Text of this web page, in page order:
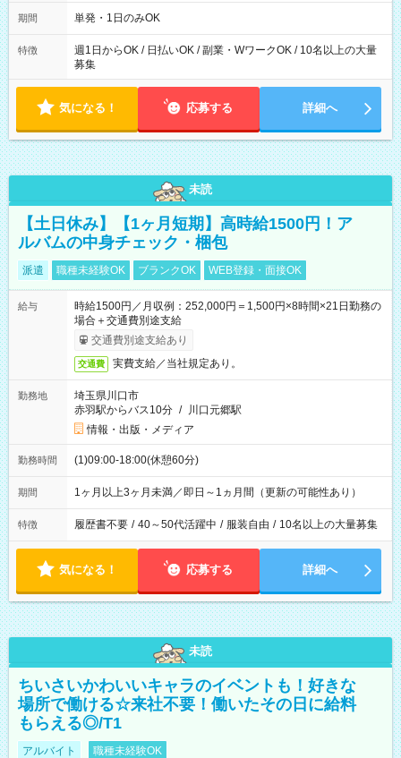
期間 単発・1日のみOK
特徴
週1日からOK / 日払いOK / 副業・WワークOK / 10名以上の大量
募集
気になる！ 応募する 詳細へ
未読
【土日休み】【1ヶ月短期】高時給1500円！ア
ルバムの中身チェック・梱包
派遣 職種未経験OK ブランクOK WEB登録・面接OK
給与
時給1500円／月収例：252,000円＝1,500円×8時間×21日勤務の
場合＋交通費別途支給
交通費別途支給あり
交通費 実費支給／当社規定あり。
勤務地
埼玉県川口市
赤羽駅からバス10分 / 川口元郷駅
情報・出版・メディア
勤務時間 (1)09:00-18:00(休憩60分)
期間 1ヶ月以上3ヶ月未満／即日～1ヵ月間（更新の可能性あり）
特徴 履歴書不要 / 40～50代活躍中 / 服装自由 / 10名以上の大量募集
気になる！ 応募する 詳細へ
未読
ちいさいかわいいキャラのイベントも！好きな
場所で働ける☆来社不要！働いたその日に給料
もらえる◎/T1
アルバイト 職種未経験OK